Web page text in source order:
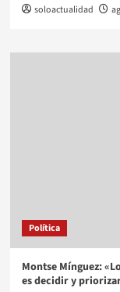
soloactualidad
Política
Montse Mínguez:
es decidir y